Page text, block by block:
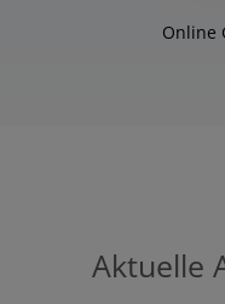
Online
Aktuelle